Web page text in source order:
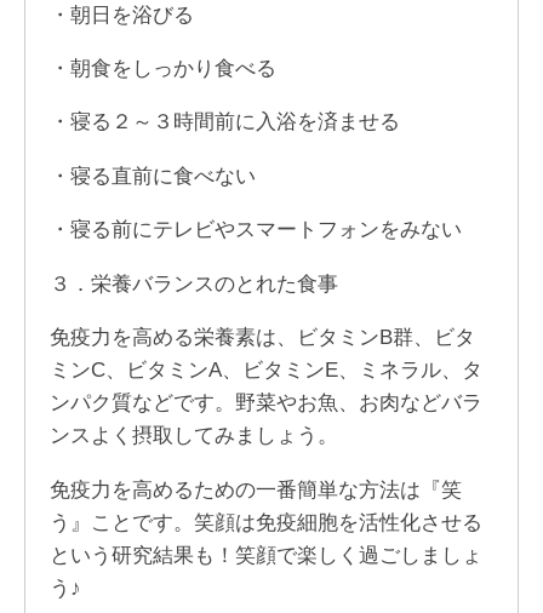
・朝日を浴びる
・朝食をしっかり食べる
・寝る２～３時間前に入浴を済ませる
・寝る直前に食べない
・寝る前にテレビやスマートフォンをみない
３．栄養バランスのとれた食事
免疫力を高める栄養素は、ビタミンB群、ビタ
ミンC、ビタミンA、ビタミンE、ミネラル、タ
ンパク質などです。野菜やお魚、お肉などバラ
ンスよく摂取してみましょう。
免疫力を高めるための一番簡単な方法は『笑
う』ことです。笑顔は免疫細胞を活性化させる
という研究結果も！笑顔で楽しく過ごしましょ
う♪